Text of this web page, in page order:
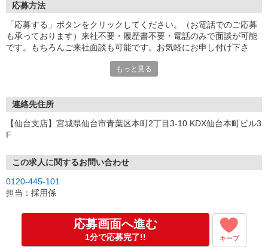
応募方法
「応募する」ボタンをクリックしてください。（お電話でのご応募
も承っております）来社不要・履歴書不要・電話のみで面談が可能
です。もちろんご来社面談も可能です。お気軽にお申し付け下さ
もっと見る
連絡先住所
【仙台支店】宮城県仙台市青葉区本町2丁目3-10 KDX仙台本町ビル3
F
この求人に関するお問い合わせ
0120-445-101
担当：採用係
応募画面へ進む
1分で応募完了!! キープ